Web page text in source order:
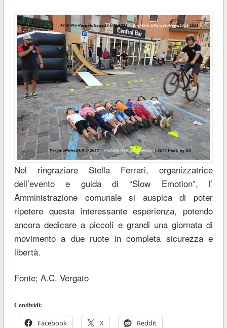
Nel ringraziare Stella Ferrari, organizzatrice
dell’evento e guida di “Slow Emotion”, l’
Amministrazione comunale si auspica di poter
ripetere questa interessante esperienza, potendo
ancora dedicare a piccoli e grandi una giornata di
movimento a due ruote in completa sicurezza e
libertà.
Fonte; A.C. Vergato
Condividi:
Facebook X Reddit